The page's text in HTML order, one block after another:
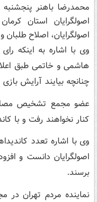
محمدرضا باهنر
اصولگرایان استان
اصولگرایان، اصلاح
وی با اشاره به اینکه
هاشمی و خاتمی طبق
چنانچه بیایند آرایش
عضو مجمع تشخیص مصلح
کنار نخواهند رفت و با
وی با اشاره تعدد
اصولگرایان دانست و
برسند.
نماینده مردم تهران در